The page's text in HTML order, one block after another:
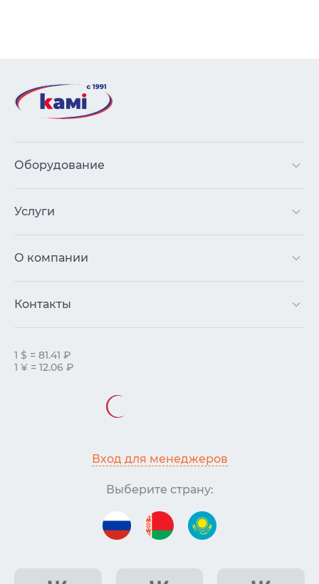
Оборудование
Услуги
О компании
Контакты
1 $ = 81.41 ₽
1 ¥ = 12.06 ₽
Вход для менеджеров
Выберите страну: